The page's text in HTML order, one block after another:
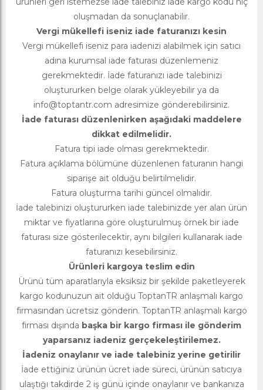
oluşmadan da sonuçlanabilir.
Vergi mükellefi iseniz iade faturanızı kesin
Vergi mükellefi iseniz para iadenizi alabilmek için satıcı
adına kurumsal iade faturası düzenlemeniz
gerekmektedir. İade faturanızı iade talebinizi
oluştururken belge olarak yükleyebilir ya da
info@toptantr.com adresimize gönderebilirsiniz.
İade faturası düzenlenirken aşağıdaki maddelere
dikkat edilmelidir.
Fatura tipi iade olması gerekmektedir.
Fatura açıklama bölümüne düzenlenen faturanın hangi
siparişe ait olduğu belirtilmelidir.
Fatura oluşturma tarihi güncel olmalıdır.
İade talebinizi oluştururken iade talebinizde yer alan ürün
miktar ve fiyatlarına göre oluşturulmuş örnek bir iade
faturası size gösterilecektir, aynı bilgileri kullanarak iade
faturanızı kesebilirsiniz.
Ürünleri kargoya teslim edin
Ürünü tüm aparatlarıyla eksiksiz bir şekilde paketleyerek
kargo kodunuzun ait olduğu ToptanTR anlaşmalı kargo
firmasından ücretsiz gönderin. ToptanTR anlaşmalı kargo
firması dışında başka bir kargo firması ile gönderim
yaparsanız iadeniz gerçekeleştirilemez.
İadeniz onaylanır ve iade talebiniz yerine getirilir
İade ettiğiniz ürünün ücret iade süreci, ürünün satıcıya
ulaştığı takdirde 2 iş günü içinde onaylanır ve bankanıza